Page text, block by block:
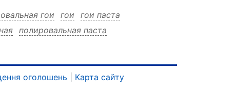
гои гои
гои паста
полировальная паста
оголошень Карта сайту